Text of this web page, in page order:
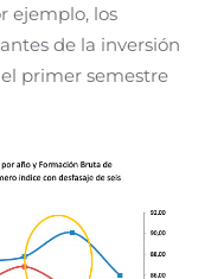
ejemplo, los
de la inversión
primer semestre